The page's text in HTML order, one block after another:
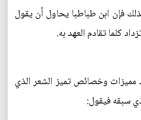
فإن ابن طباطبا يحاول أن يقول
كلما تقادم العهد به.
مميزات وخصائص تميز الشعر الذي
سبقه فيقول: